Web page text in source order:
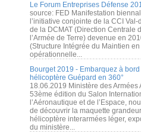
Le Forum Entreprises Défense
source: FED Manifestation
l’initiative conjointe de la CCI Val-
de la DCMAT (Direction Centrale
l’Armée de Terre) devenue en
(Structure Intégrée du Maintien
opérationnelle...
Bourget 2019 - Embarquez à
hélicoptère Guépard en 360°
18.06.2019 Ministère des Armées
53ème édition du Salon
l’Aéronautique et de l’Espace,
de découvrir la maquette
hélicoptère interarmées léger,
du ministère...